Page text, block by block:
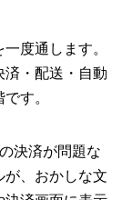
度通します。
済・配送・自動
す。
決済が問題な
が、おかしな文